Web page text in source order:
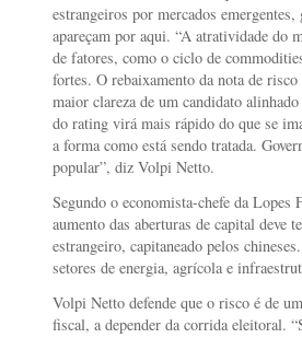
estrangeiros por mercados
apareçam por aqui. “A atratividade do
de fatores, como o ciclo de
fortes. O rebaixamento da nota de
maior clareza de um candidato
do rating virá mais rápido do que se
a forma como está sendo tratada.
popular”, diz Volpi Netto.
Segundo o economista-chefe da
aumento das aberturas de capital
estrangeiro, capitaneado pelos
setores de energia, agrícola e
Volpi Netto defende que o risco é de
fiscal, a depender da corrida eleitoral.